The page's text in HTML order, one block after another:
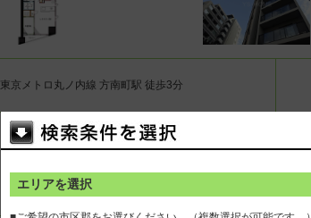
エリアを選択
東京メトロ丸ノ内線 方南町駅 徒歩3分